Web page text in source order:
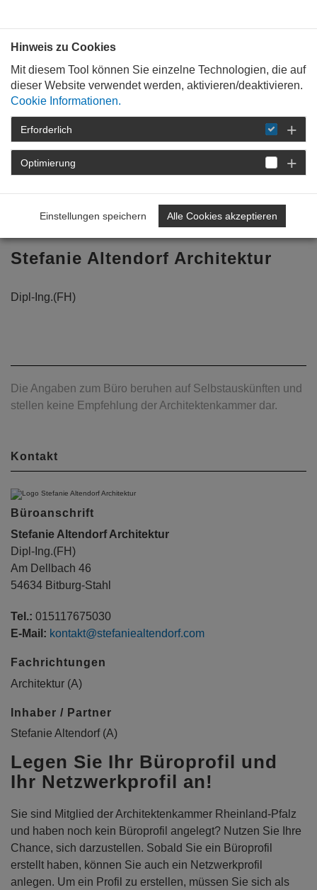
STARTSEITE
vorheriges Profil nächstes Profil
Stefanie Altendorf Architektur
Dipl-Ing.(FH)
Die Angaben zum Büro beruhen auf Selbstauskünften und
stellen keine Empfehlung der Architektenkammer dar.
Kontakt
Büroanschrift
Stefanie Altendorf Architektur
Dipl-Ing.(FH)
Am Dellbach 46
54634 Bitburg-Stahl
Tel.: 015117675030
E-Mail: kontakt@stefaniealtendorf.com
Fachrichtungen
Architektur (A)
Inhaber / Partner
Stefanie Altendorf (A)
Legen Sie Ihr Büroprofil und
Ihr Netzwerkprofil an!
Sie sind Mitglied der Architektenkammer Rheinland-Pfalz
und haben noch kein Büroprofil angelegt? Nutzen Sie Ihre
Chance, sich darzustellen. Sobald Sie ein Büroprofil
erstellt haben, können Sie auch ein Netzwerkprofil
anlegen. Um ein Profil zu erstellen, müssen Sie sich als
Hinweis zu Cookies
Mit diesem Tool können Sie einzelne Technologien, die auf
dieser Website verwendet werden, aktivieren/deaktivieren.
Cookie Informationen.
Erforderlich
Optimierung
Einstellungen speichern Alle Cookies akzeptieren